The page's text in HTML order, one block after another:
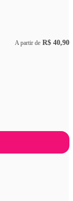
A partir de R$ 40,90